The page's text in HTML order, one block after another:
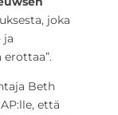
joka
ja
Beth
että